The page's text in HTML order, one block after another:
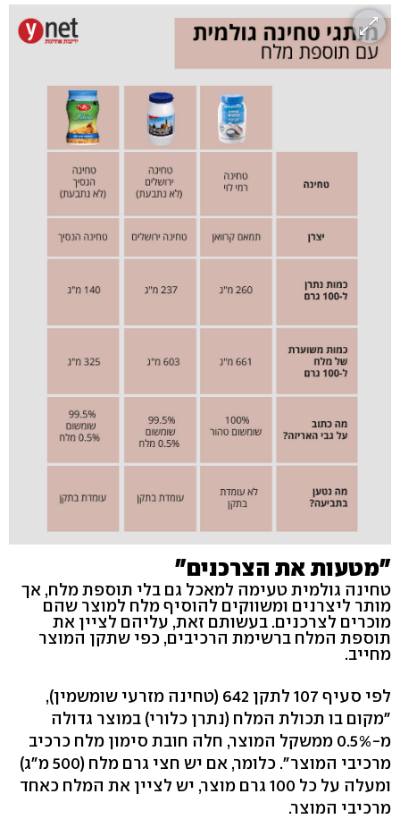
"מטעות את הצרכנים"
טחינה גולמית טעימה למאכל גם בלי תוספת מלח, אך
מותר ליצרנים ומשווקים להוסיף מלח למוצר שהם
מוכרים לצרכנים. בעשותם זאת, עליהם לציין את
תוספת המלח ברשימת הרכיבים, כפי שתקן המוצר
מחייב.
לפי סעיף 107 לתקן 642 (טחינה מזרעי שומשמין),
"מקום בו תכולת המלח (נתרן כלורי) במוצר גדולה
מ-0.5% ממשקל המוצר, חלה חובת סימון מלח כרכיב
מרכיבי המוצר". כלומר, אם יש חצי גרם מלח (500 מ"ג)
ומעלה על כל 100 גרם מוצר, יש לציין את המלח כאחד
מרכיבי המוצר.